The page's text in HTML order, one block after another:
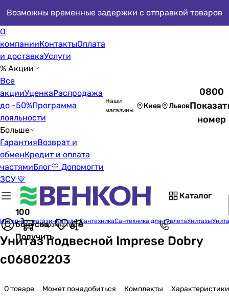
Возможны временные задержки с отправкой товаров
О
компанииКонтактыОплата
и доставкаУслуги
% Акции
Все
акцииУценкаРаспродажа
до -50%Программа
лояльности
Больше
ГарантияВозврат и
обменКредит и оплата
частямиБлог💛 Допомогти
ЗСУ 💙
Наши
магазины
Киев Львов
0800
номер
Каталог
100
бонусов
Получить
Корзина пуста
Интернет-магазинКаталогСантехникаСантехника для туалетаУнитазы
Унитаз подвесной Imprese Dobry
c06802203
О товаре Может понадобиться Комплекты Характеристики